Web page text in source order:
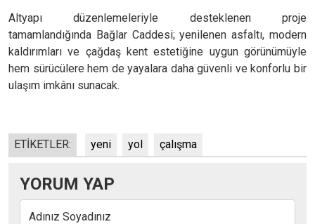
Altyapı düzenlemeleriyle desteklenen proje
tamamlandığında Bağlar Caddesi; yenilenen asfaltı, modern
kaldırımları ve çağdaş kent estetiğine uygun görünümüyle
hem sürücülere hem de yayalara daha güvenli ve konforlu bir
ulaşım imkânı sunacak.
ETİKETLER: yeni yol çalışma
YORUM YAP
Adınız Soyadınız